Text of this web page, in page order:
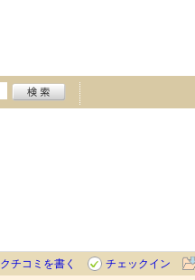
クチコミを書く
チェックイン